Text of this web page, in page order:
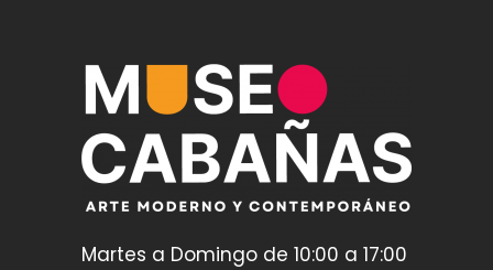
Martes a Domingo de 10:00 a 17:00